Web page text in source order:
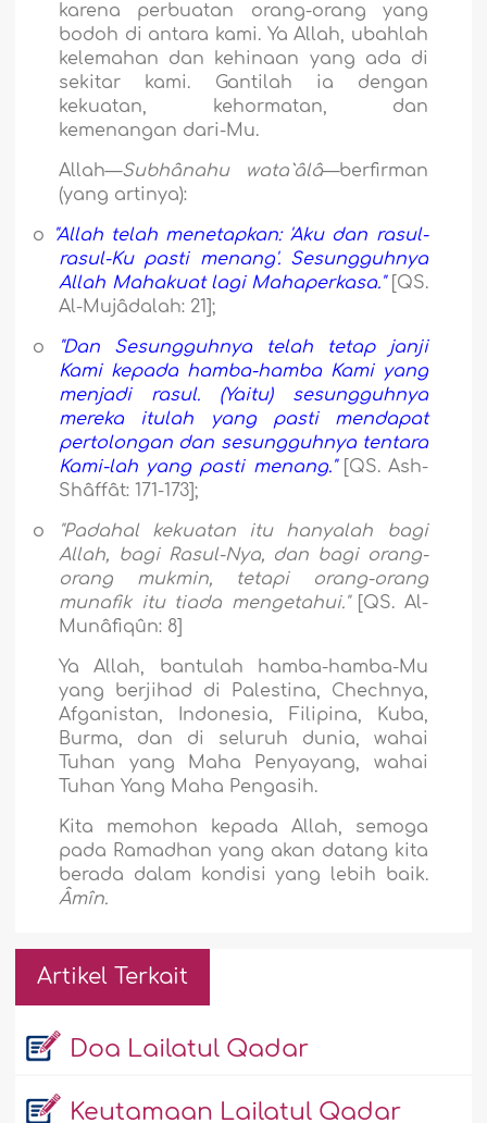
karena perbuatan orang-orang yang
bodoh di antara kami. Ya Allah, ubahlah
kelemahan dan kehinaan yang ada di
sekitar kami. Gantilah ia dengan
kekuatan, kehormatan, dan
kemenangan dari-Mu.
Allah—Subhânahu wata`âlâ—berfirman
(yang artinya):
o
"Allah telah menetapkan: 'Aku dan rasul-
rasul-Ku pasti menang'. Sesungguhnya
Allah Mahakuat lagi Mahaperkasa."[QS.
Al-Mujâdalah: 21];
o
"Dan Sesungguhnya telah tetap janji
Kami kepada hamba-hamba Kami yang
menjadi rasul. (Yaitu) sesungguhnya
mereka itulah yang pasti mendapat
pertolongan dan sesungguhnya tentara
Kami-lah yang pasti menang."[QS. Ash-
Shâffât: 171-173];
o
"Padahal kekuatan itu hanyalah bagi
Allah, bagi Rasul-Nya, dan bagi orang-
orang mukmin, tetapi orang-orang
munafik itu tiada mengetahui."[QS. Al-
Munâfiqûn: 8]
Ya Allah, bantulah hamba-hamba-Mu
yang berjihad di Palestina, Chechnya,
Afganistan, Indonesia, Filipina, Kuba,
Burma, dan di seluruh dunia, wahai
Tuhan yang Maha Penyayang, wahai
Tuhan Yang Maha Pengasih.
Kita memohon kepada Allah, semoga
pada Ramadhan yang akan datang kita
berada dalam kondisi yang lebih baik.
Âmîn.
Artikel Terkait
Doa Lailatul Qadar
Keutamaan Lailatul Qadar